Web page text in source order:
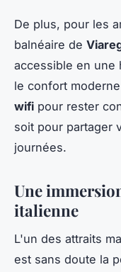
De plus, pour les
balnéaire de
accessible en une
le confort
wifi pour rester
soit pour partager
journées.
Une
italienne
L'un des attraits
est sans doute la